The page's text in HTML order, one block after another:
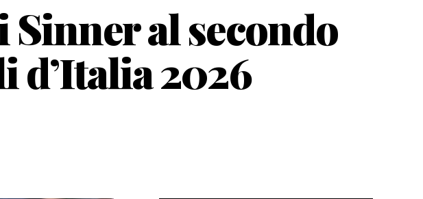
Sinner al secondo
2026